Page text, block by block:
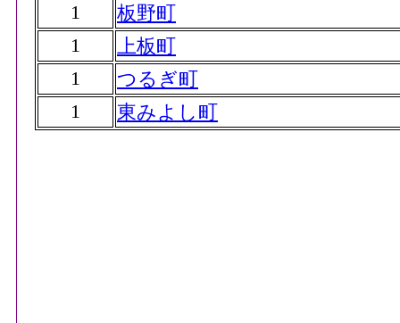
1
板野町
1
上板町
1
つるぎ町
1
東みよし町